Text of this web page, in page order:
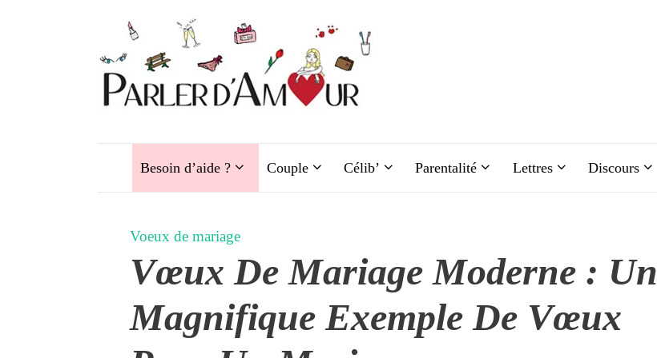
Besoin d’aide ? Couple Célib’ Parentalité Lettres Discours
Voeux de mariage
Vœux De Mariage Moderne : Un
Magnifique Exemple De Vœux